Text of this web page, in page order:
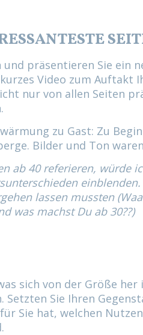
präsentieren Sie ein
Video zum Auftakt
nur von allen Seiten
zu Gast: Zu
Bilder und Ton
ab 40 referieren, würde
lassen mussten
was machst Du ab 30??)
sich von der Größe her
Sie Ihren
Sie hat, welchen